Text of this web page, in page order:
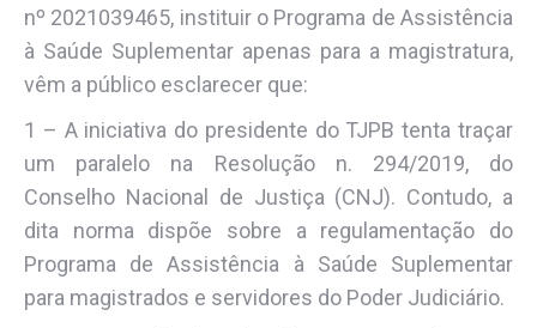
nº 2021039465, instituir o Programa de Assistência
à Saúde Suplementar apenas para a magistratura,
vêm a público esclarecer que:
1 – A iniciativa do presidente do TJPB tenta traçar
um paralelo na Resolução n. 294/2019, do
Conselho Nacional de Justiça (CNJ). Contudo, a
dita norma dispõe sobre a regulamentação do
Programa de Assistência à Saúde Suplementar
para magistrados e servidores do Poder Judiciário.